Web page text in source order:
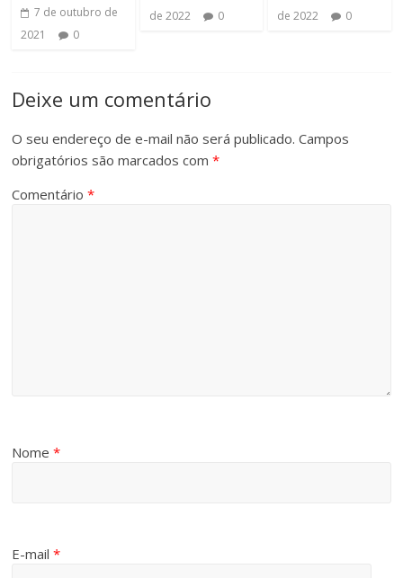
7 de outubro de
2021
0
de 2022
0
de 2022
0
Deixe um comentário
O seu endereço de e-mail não será publicado. Campos
obrigatórios são marcados com*
Comentário*
Nome*
E-mail*